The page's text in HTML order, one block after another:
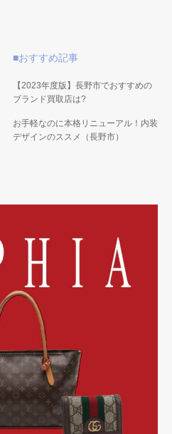
■おすすめ記事
【2023年度版】長野市でおすすめの
ブランド買取店は?
お手軽なのに本格リニューアル！内装
デザインのススメ（長野市）